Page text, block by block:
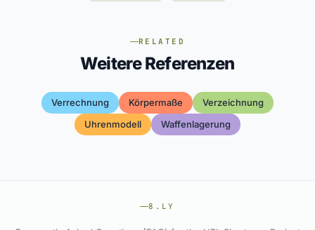
RELATED
Weitere Referenzen
Verrechnung Körpermaße
Verzeichnung
Uhrenmodell
Waffenlagerung
8.LY